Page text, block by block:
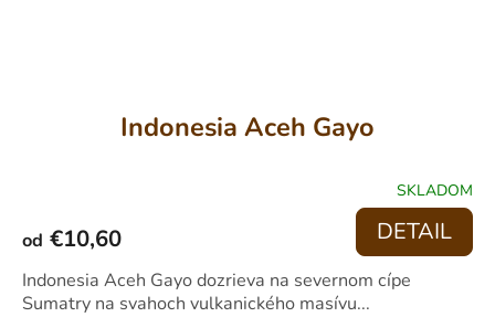
Indonesia Aceh Gayo
PRODUKTU
5,0
Z
SKLADOM
od €10,60 DETAIL
Indonesia Aceh Gayo dozrieva na severnom cípe
Sumatry na svahoch vulkanického masívu...